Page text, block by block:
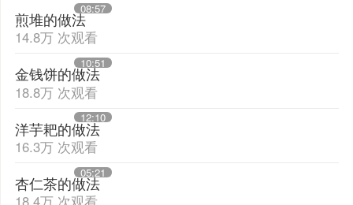
08:57
10:51
煎堆的做法
14.8万 次观看
12:10
金钱饼的做法
18.8万 次观看
05:21
洋芋耙的做法
16.3万 次观看
杏仁茶的做法
18.4万 次观看